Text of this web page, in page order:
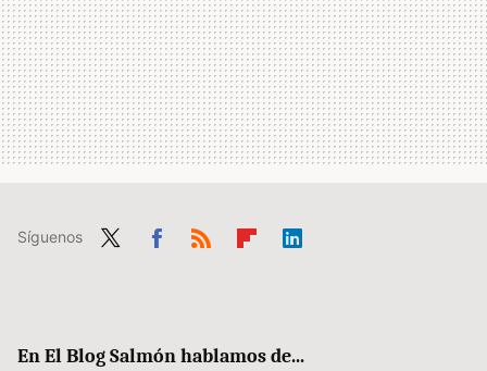
Síguenos
En El Blog Salmón hablamos de...